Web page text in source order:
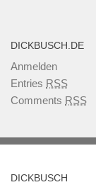
DICKBUSCH.DE
Anmelden
Entries RSS
Comments RSS
DICKBUSCH